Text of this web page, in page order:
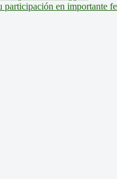
en importante